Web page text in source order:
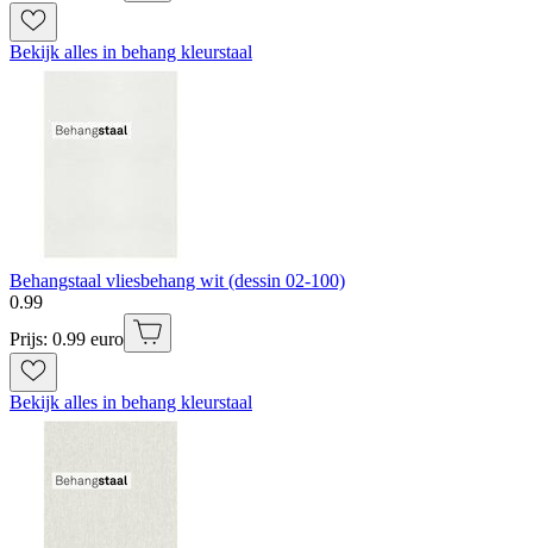
Bekijk alles in behang kleurstaal
Behangstaal vliesbehang wit (dessin 02-100)
0.99
Prijs: 0.99 euro
Bekijk alles in behang kleurstaal